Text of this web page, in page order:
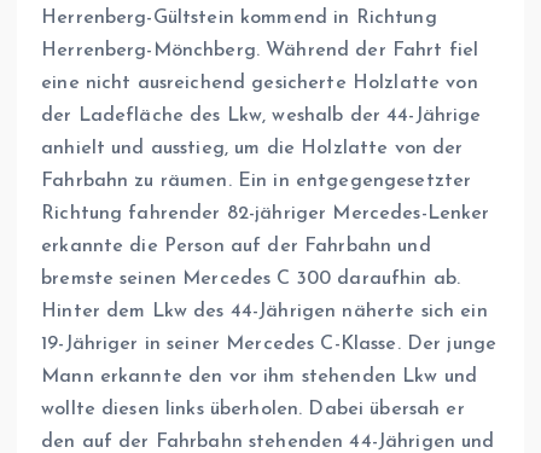
Herrenberg-Gültstein kommend in Richtung
Herrenberg-Mönchberg. Während der Fahrt fiel
eine nicht ausreichend gesicherte Holzlatte von
der Ladefläche des Lkw, weshalb der 44-Jährige
anhielt und ausstieg, um die Holzlatte von der
Fahrbahn zu räumen. Ein in entgegengesetzter
Richtung fahrender 82-jähriger Mercedes-Lenker
erkannte die Person auf der Fahrbahn und
bremste seinen Mercedes C 300 daraufhin ab.
Hinter dem Lkw des 44-Jährigen näherte sich ein
19-Jähriger in seiner Mercedes C-Klasse. Der junge
Mann erkannte den vor ihm stehenden Lkw und
wollte diesen links überholen. Dabei übersah er
den auf der Fahrbahn stehenden 44-Jährigen und